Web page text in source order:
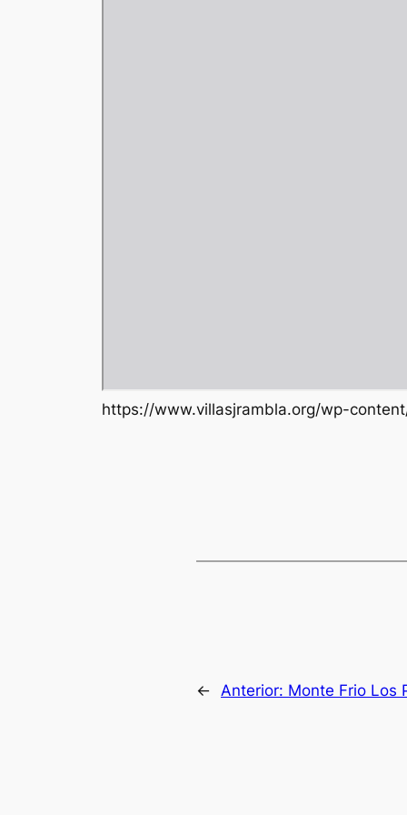
https://www.villasjrambla.org/wp-
← Anterior: Monte Frio Los